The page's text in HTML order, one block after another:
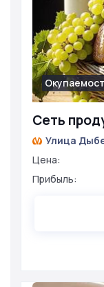
Сеть
Улица
Цена:
Прибыль: